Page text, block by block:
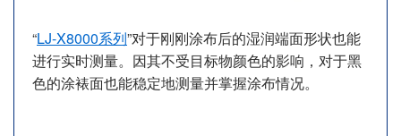
“LJ-X8000系列”对于刚刚涂布后的湿润端面形状也能
进行实时测量。因其不受目标物颜色的影响，对于黑
色的涂裱面也能稳定地测量并掌握涂布情况。